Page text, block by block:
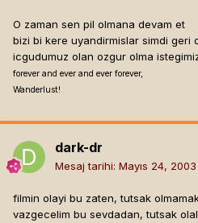
O zaman sen pil olmana devam et
bizi bi kere uyandirmislar simdi geri
icgudumuz olan ozgur olma
forever and ever and ever forever,
Wanderlust!
dark-dr
Mesaj tarihi: Mayıs 24, 2003
filmin olayi bu zaten, tutsak
vazgecelim bu sevdadan, tutsak